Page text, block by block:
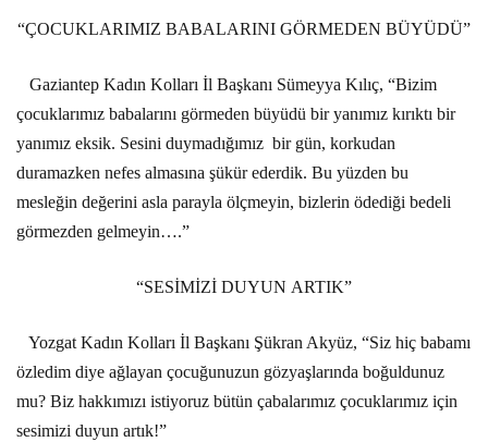
“ÇOCUKLARIMIZ BABALARINI GÖRMEDEN BÜYÜDÜ”
Gaziantep Kadın Kolları İl Başkanı Sümeyya Kılıç, “Bizim
çocuklarımız babalarını görmeden büyüdü bir yanımız kırıktı bir
yanımız eksik. Sesini duymadığımız bir gün, korkudan
duramazken nefes almasına şükür ederdik. Bu yüzden bu
mesleğin değerini asla parayla ölçmeyin, bizlerin ödediği bedeli
görmezden gelmeyin….”
“SESİMİZİ DUYUN ARTIK”
Yozgat Kadın Kolları İl Başkanı Şükran Akyüz, “Siz hiç babamı
özledim diye ağlayan çocuğunuzun gözyaşlarında boğuldunuz
mu? Biz hakkımızı istiyoruz bütün çabalarımız çocuklarımız için
sesimizi duyun artık!”